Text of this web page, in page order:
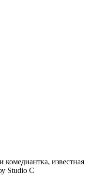
комедиантка, известная
Studio C